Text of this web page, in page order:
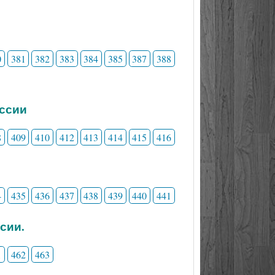
381 382 383 384 385 387 388
409 410 412 413 414 415 416
435 436 437 438 439 440 441
462 463